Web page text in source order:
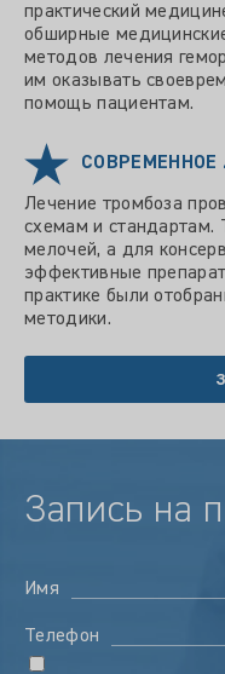
практический
обширные
методов лечения
им оказывать
помощь пациентам.
СОВРЕМЕННОЕ
Лечение тромбоза
схемам и стандартам.
мелочей, а для
эффективные
практике были
методики.
Запись на
Имя
Телефон